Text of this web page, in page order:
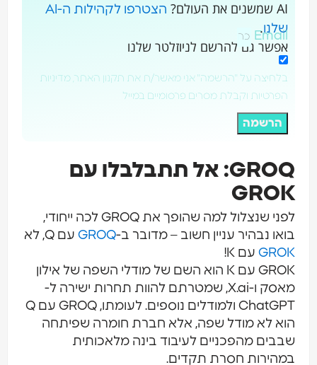
הצטרפו לקהילות ה-AI
גם להרשם לניוזלטר שלנו
על "הרשמה" אני מאשר/ת את תקנון האתר, מדיניות
וקבלת מסרים פרסומיים במייל
הרשמה
GROQ: אל תתבלבלו עם
לפני שנצלול למה שהופך את GROQ לכה ייחודי,
נבהיר עניין חשוב – מדובר ב-GROQעם Q, לא
עם K!
GROK עם K הוא השם של מודלי השפה של אילון
מאסק ו-X.ai, שמטרתם להוות תחרות ישירה ל-
ChatGPT ולמודלים נוספים. לעומתו, GROQ עם Q
לא מודל שפה, אלא חברת חומרה שפיתחה
מהפכניים לעיבוד בינה מלאכותית
חסרת תקדים.